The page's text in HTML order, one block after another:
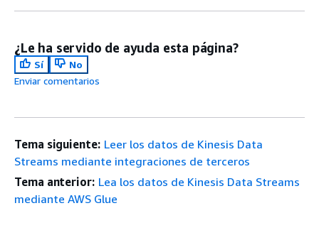
¿Le ha servido de ayuda esta página?
Sí
No
Enviar comentarios
Tema siguiente: Leer los datos de Kinesis Data
Streams mediante integraciones de terceros
Tema anterior: Lea los datos de Kinesis Data Streams
mediante AWS Glue